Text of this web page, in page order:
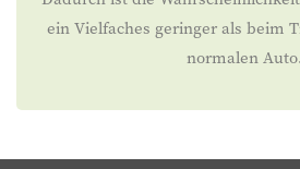
ein Vielfaches geringer als beim
normalen Auto.